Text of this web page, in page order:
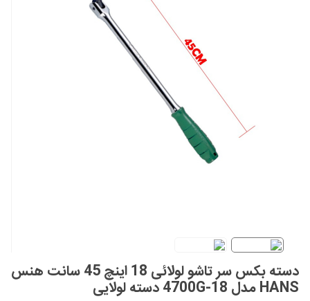
دسته بکس سر تاشو لولائی 18 اینچ 45 سانت هنس
HANS مدل 4700G-18 دسته لولایی